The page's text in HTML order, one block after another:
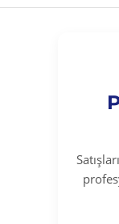
kategorisinde en
bu ürünleri ilk
Kamera